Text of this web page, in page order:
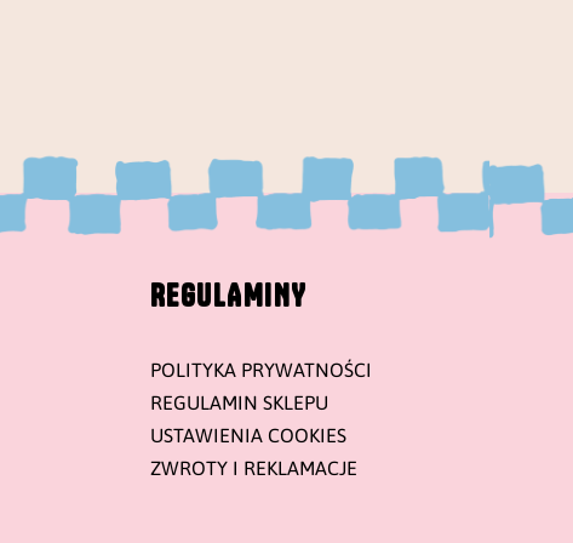
REGULAMINY
POLITYKA PRYWATNOŚCI
REGULAMIN SKLEPU
USTAWIENIA COOKIES
ZWROTY I REKLAMACJE